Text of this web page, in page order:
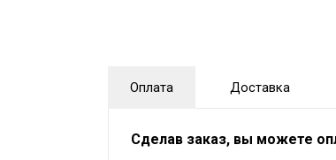
Оплата Доставка
Сделав заказ, вы можете